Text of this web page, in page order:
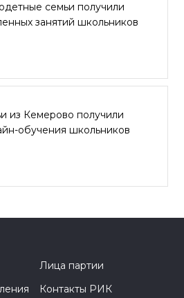
семьи получили
занятий школьников
из Кемерово получили
обучения школьников
Лица партии
Контакты РИК